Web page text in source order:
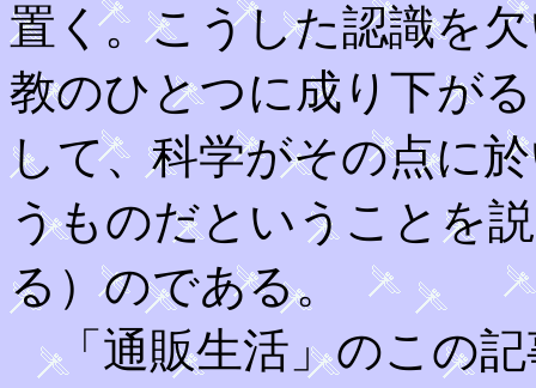
置く。こうした認識を
教のひとつに成り下が
して、科学がその点に
うものだということを
る）のである。
「通販生活」のこの